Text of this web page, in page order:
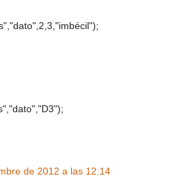
de 2012 a las 12:14